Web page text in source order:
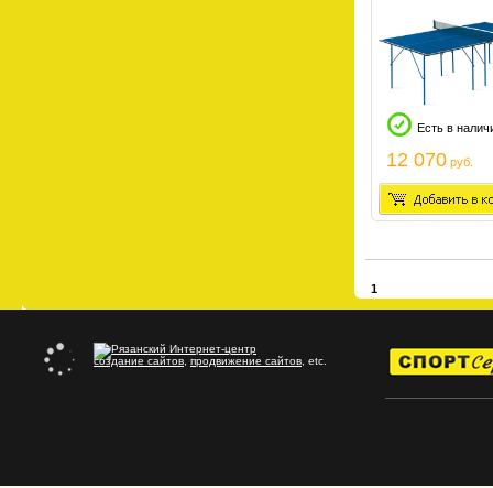
Есть в
12 070 руб.
1
создание сайтов продвижение сайтов , etc.